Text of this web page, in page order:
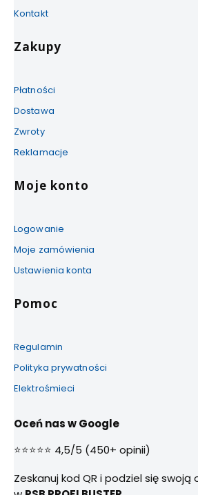
Kontakt
Zakupy
Płatności
Dostawa
Zwroty
Reklamacje
Moje konto
Logowanie
Moje zamówienia
Ustawienia konta
Pomoc
Regulamin
Polityka prywatności
Elektrośmieci
Oceń nas w Google
⭐⭐⭐⭐⭐ 4,5/5 (450+ opinii)
Zeskanuj kod QR i podziel się swoją